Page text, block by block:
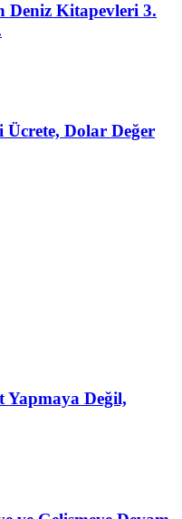
Deniz Kitapevleri 3.
Dolar Değer
Yapmaya Değil,